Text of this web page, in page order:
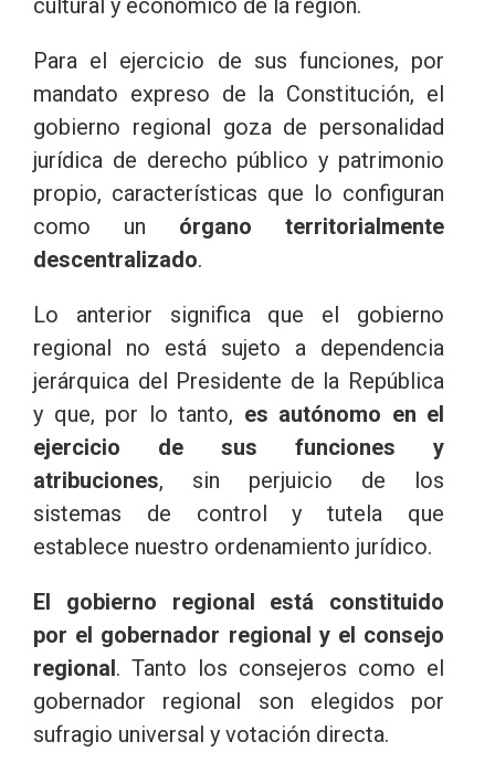
Para el ejercicio de sus funciones, por
mandato expreso de la Constitución, el
gobierno regional goza de personalidad
jurídica de derecho público y patrimonio
propio, características que lo configuran
como un órgano territorialmente
descentralizado.
Lo anterior significa que el gobierno
regional no está sujeto a dependencia
jerárquica del Presidente de la República
y que, por lo tanto, es autónomo en el
ejercicio de sus funciones y
atribuciones, sin perjuicio de los
sistemas de control y tutela que
establece nuestro ordenamiento jurídico.
El gobierno regional está constituido
por el gobernador regional y el consejo
regional. Tanto los consejeros como el
gobernador regional son elegidos por
sufragio universal y votación directa.